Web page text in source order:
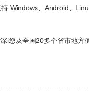
Windows、Android、
i您及全国20多个省市地方